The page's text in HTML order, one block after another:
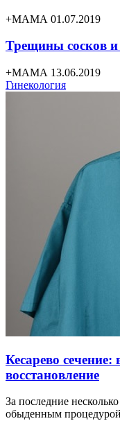
+МАМА 01.07.2019
Трещины сосков и
+МАМА 13.06.2019
Гинекология
Кесарево
восстановление
За последние
обыденным